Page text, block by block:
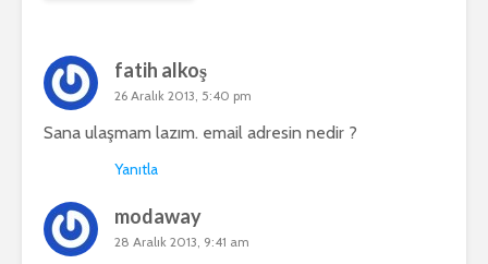
fatih alkoş
26 Aralık 2013, 5:40 pm
Sana ulaşmam lazım. email adresin nedir ?
Yanıtla
modaway
28 Aralık 2013, 9:41 am